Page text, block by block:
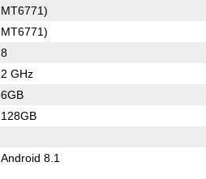
MT6771)
MT6771)
8
2 GHz
6GB
128GB
Android 8.1